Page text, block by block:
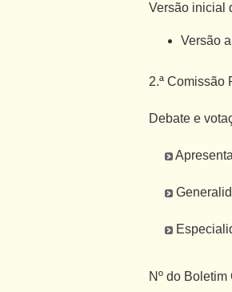
Versão inicial
Versão
2.ª Comissão
Debate e
Nº do Boletim